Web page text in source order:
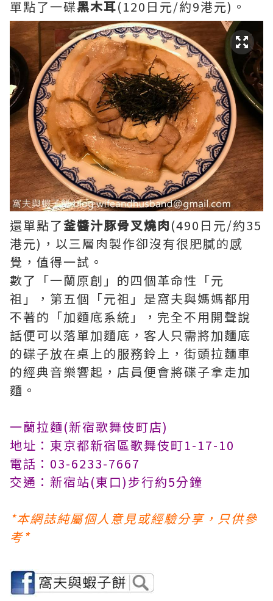
單點了一碟黑木耳(120日元/約9港元)。
還單點了釜醬汁豚骨叉燒肉(490日元/約35
港元)，以三層肉製作卻沒有很肥膩的感
覺，值得一試。
數了「一蘭原創」的四個革命性「元
祖」，第五個「元祖」是窩夫與媽媽都用
不著的「加麵底系統」，完全不用開聲說
話便可以落單加麵底，客人只需將加麵底
的碟子放在桌上的服務鈴上，街頭拉麵車
的經典音樂響起，店員便會將碟子拿走加
麵。
一蘭拉麵(新宿歌舞伎町店)
地址：東京都新宿區歌舞伎町1-17-10
電話：03-6233-7667
交通：新宿站(東口)步行約5分鐘
*本網誌純屬個人意見或經驗分享，只供參
考*